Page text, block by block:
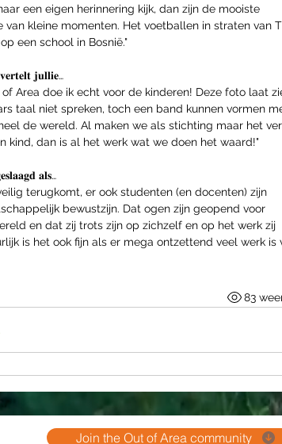
een eigen herinnering kijk, dan zijn de mooiste
van kleine momenten. Het voetballen in straten van
een school in Bosnië."
𝐣𝐮𝐥𝐥𝐢𝐞…
Area doe ik echt voor de kinderen! Deze foto laat
taal niet spreken, toch een band kunnen vormen
de wereld. Al maken we als stichting maar het
kind, dan is al het werk wat we doen het waard!"
𝐚𝐥𝐬…
terugkomt, er ook studenten (en docenten) zijn
bewustzijn. Dat ogen zijn geopend voor
en dat zij trots zijn op zichzelf en op het werk zij
is het ook fijn als er mega ontzettend veel werk is
83
Join the Out of Area community